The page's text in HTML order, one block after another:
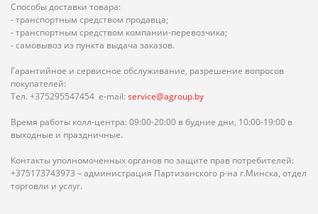
Способы доставки товара:
- транспортным средством продавца;
- транспортным средством компании-перевозчика;
- самовывоз из пункта выдача заказов.
Гарантийное и сервисное обслуживание, разрешение вопросов
покупателей:
Тел. +375295547454 e-mail: service@agroup.by
Время работы колл-центра: 09:00-20:00 в будние дни, 10:00-19:00 в
выходные и праздничные.
Контакты уполномоченных органов по защите прав потребителей:
+375173743973 – администрация Партизанского р-на г.Минска, отдел
торговли и услуг.